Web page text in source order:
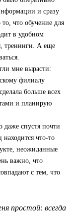
и сразу
что обучение для
в удобном
тренинги. А еще
мне вырасти:
филиалу
больше всех
и планирую
даже спустя почти
что-то
неожиданные
важно, что
с тем, что
простой: всегда